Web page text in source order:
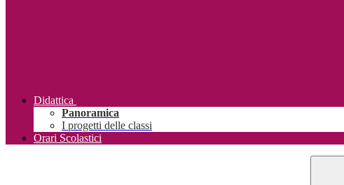
Didattica
Panoramica
I progetti delle classi
Orari Scolastici